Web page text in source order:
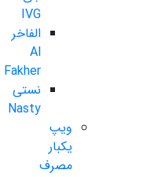
IVG
الفاخر
Al
Fakher
نستی
Nasty
ویپ
یکبار
مصرف